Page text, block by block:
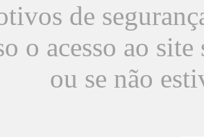
de
o acesso ao
ou se não